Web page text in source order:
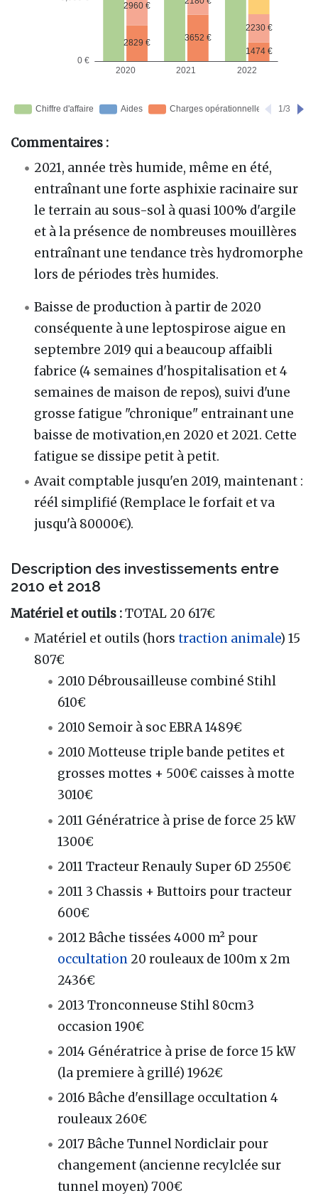
Commentaires :
2021, année très humide, même en été,
entraînant une forte asphixie racinaire sur
le terrain au sous-sol à quasi 100% d'argile
et à la présence de nombreuses mouillères
entraînant une tendance très hydromorphe
lors de périodes très humides.
Baisse de production à partir de 2020
conséquente à une leptospirose aigue en
septembre 2019 qui a beaucoup affaibli
fabrice (4 semaines d'hospitalisation et 4
semaines de maison de repos), suivi d'une
grosse fatigue "chronique" entrainant une
baisse de motivation,en 2020 et 2021. Cette
fatigue se dissipe petit à petit.
Avait comptable jusqu'en 2019, maintenant :
réél simplifié (Remplace le forfait et va
jusqu'à 80000€).
Description des investissements entre
2010 et 2018
Matériel et outils :TOTAL 20 617€
Matériel et outils (horstraction animale) 15
807€
2010 Débrousailleuse combiné Stihl
610€
2010 Semoir à soc EBRA 1489€
2010 Motteuse triple bande petites et
grosses mottes + 500€ caisses à motte
3010€
2011 Génératrice à prise de force 25 kW
1300€
2011 Tracteur Renauly Super 6D 2550€
2011 3 Chassis + Buttoirs pour tracteur
600€
2012 Bâche tissées 4000 m² pour
occultation 20 rouleaux de 100m x 2m
2436€
2013 Tronconneuse Stihl 80cm3
occasion 190€
2014 Génératrice à prise de force 15 kW
(la premiere à grillé) 1962€
2016 Bâche d'ensillage occultation 4
rouleaux 260€
2017 Bâche Tunnel Nordiclair pour
changement (ancienne recylclée sur
tunnel moyen) 700€